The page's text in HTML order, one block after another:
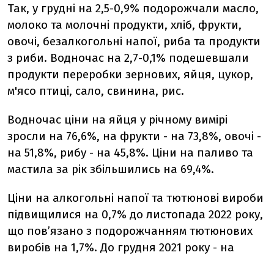
Так, у грудні на 2,5-0,9% подорожчали масло,
молоко та молочні продукти, хліб, фрукти,
овочі, безалкогольні напої, риба та продукти
з риби. Водночас на 2,7-0,1% подешевшали
продукти переробки зернових, яйця, цукор,
м'ясо птиці, сало, свинина, рис.
Водночас ціни на яйця у річному вимірі
зросли на 76,6%, на фрукти - на 73,8%, овочі -
на 51,8%, рибу - на 45,8%. Ціни на паливо та
мастила за рік збільшились на 69,4%.
Ціни на алкогольні напої та тютюнові вироби
підвищилися на 0,7% до листопада 2022 року,
що пов’язано з подорожчанням тютюнових
виробів на 1,7%. До грудня 2021 року - на